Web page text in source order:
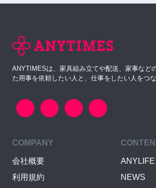
ANYTIMESは、家具組み立てや配送、家事など
た用事を依頼したい人と、仕事をしたい人をつ
COMPANY
会社概要
利用規約
ANYLIFE
NEWS